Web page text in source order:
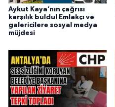
Aykut Kaya’nın çağrısı
karşılık buldu! Emlakçı ve
galericilere sosyal medya
müjdesi